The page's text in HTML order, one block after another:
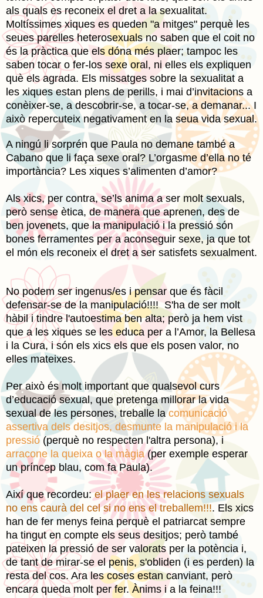
als quals es reconeix el dret a la sexualitat.
Moltíssimes xiques es queden "a mitges" perquè les
seues parelles heterosexuals no saben que el coit no
és la pràctica que els dóna més plaer; tampoc les
saben tocar o fer-los sexe oral, ni elles els expliquen
què els agrada. Els missatges sobre la sexualitat a
les xiques estan plens de perills, i mai d’invitacions a
conèixer-se, a descobrir-se, a tocar-se, a demanar... I
això repercuteix negativament en la seua vida sexual.
A ningú li sorprén que Paula no demane també a
Cabano que li faça sexe oral? L’orgasme d’ella no té
importància? Les xiques s’alimenten d’amor?
Als xics, per contra, se’ls anima a ser molt sexuals,
però sense ètica, de manera que aprenen, des de
ben jovenets, que la manipulació i la pressió són
bones ferramentes per a aconseguir sexe, ja que tot
el món els reconeix el dret a ser satisfets sexualment.
No podem ser ingenus/es i pensar que és fàcil
defensar-se de la manipulació!!!! S'ha de ser molt
hàbil i tindre l'autoestima ben alta; però ja hem vist
que a les xiques se les educa per a l’Amor, la Bellesa
i la Cura, i són els xics els que els posen valor, no
elles mateixes.
Per això és molt important que qualsevol curs
d’educació sexual, que pretenga millorar la vida
sexual de les persones, treballe lacomunicació
assertiva dels desitjos, desmunte la manipulació i la
pressió(perquè no respecten l'altra persona), i
arracone la queixa o la màgia(per exemple esperar
un príncep blau, com fa Paula).
Així que recordeu:el plaer en les relacions sexuals
no ens caurà del cel si no ens el treballem!!!. Els xics
han de fer menys feina perquè el patriarcat sempre
ha tingut en compte els seus desitjos; però també
pateixen la pressió de ser valorats per la potència i,
de tant de mirar-se el penis, s'obliden (i es perden) la
resta del cos. Ara les coses estan canviant, però
encara queda molt per fer. Ànims i a la feina!!!